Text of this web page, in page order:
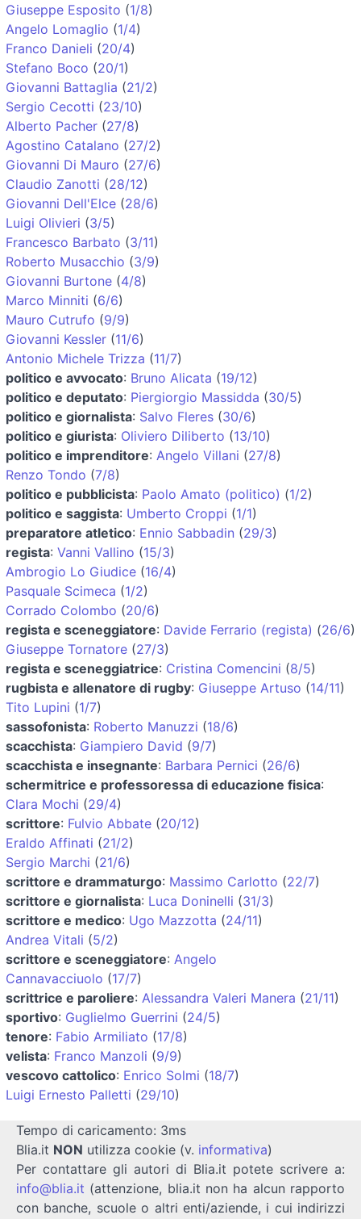
Giuseppe Esposito (1/8)
Angelo Lomaglio (1/4)
Franco Danieli (20/4)
Stefano Boco (20/1)
Giovanni Battaglia (21/2)
Sergio Cecotti (23/10)
Alberto Pacher (27/8)
Agostino Catalano (27/2)
Giovanni Di Mauro (27/6)
Claudio Zanotti (28/12)
Giovanni Dell'Elce (28/6)
Luigi Olivieri (3/5)
Francesco Barbato (3/11)
Roberto Musacchio (3/9)
Giovanni Burtone (4/8)
Marco Minniti (6/6)
Mauro Cutrufo (9/9)
Giovanni Kessler (11/6)
Antonio Michele Trizza (11/7)
politico e avvocato: Bruno Alicata (19/12)
politico e deputato: Piergiorgio Massidda (30/5)
politico e giornalista: Salvo Fleres (30/6)
politico e giurista: Oliviero Diliberto (13/10)
politico e imprenditore: Angelo Villani (27/8)
Renzo Tondo (7/8)
politico e pubblicista: Paolo Amato (politico) (1/2)
politico e saggista: Umberto Croppi (1/1)
preparatore atletico: Ennio Sabbadin (29/3)
regista: Vanni Vallino (15/3)
Ambrogio Lo Giudice (16/4)
Pasquale Scimeca (1/2)
Corrado Colombo (20/6)
regista e sceneggiatore: Davide Ferrario (regista) (26/6)
Giuseppe Tornatore (27/3)
regista e sceneggiatrice: Cristina Comencini (8/5)
rugbista e allenatore di rugby: Giuseppe Artuso (14/11)
Tito Lupini (1/7)
sassofonista: Roberto Manuzzi (18/6)
scacchista: Giampiero David (9/7)
scacchista e insegnante: Barbara Pernici (26/6)
schermitrice e professoressa di educazione fisica:
Clara Mochi (29/4)
scrittore: Fulvio Abbate (20/12)
Eraldo Affinati (21/2)
Sergio Marchi (21/6)
scrittore e drammaturgo: Massimo Carlotto (22/7)
scrittore e giornalista: Luca Doninelli (31/3)
scrittore e medico: Ugo Mazzotta (24/11)
Andrea Vitali (5/2)
scrittore e sceneggiatore: Angelo
Cannavacciuolo (17/7)
scrittrice e paroliere: Alessandra Valeri Manera (21/11)
sportivo: Guglielmo Guerrini (24/5)
tenore: Fabio Armiliato (17/8)
velista: Franco Manzoli (9/9)
vescovo cattolico: Enrico Solmi (18/7)
Luigi Ernesto Palletti (29/10)
Tempo di caricamento: 3ms
Blia.it NON utilizza cookie (v. informativa)
Per contattare gli autori di Blia.it potete scrivere a:
info@blia.it (attenzione, blia.it non ha alcun rapporto
con banche, scuole o altri enti/aziende, i cui indirizzi